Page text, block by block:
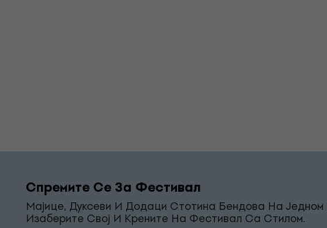
Спремите Се За Фестивал
Мајице, Дуксеви И Додаци Стотина Бендова На Једном
Изаберите Свој И Крените На Фестивал Са Стилом.